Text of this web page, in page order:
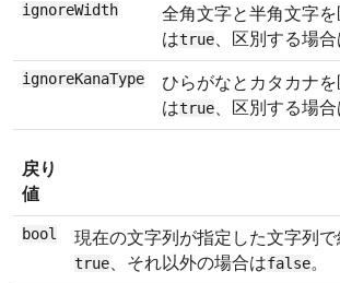
ignoreWidth
全角文字と半角文字
はtrue、区別する場
ignoreKanaType
ひらがなとカタカナ
はtrue、区別する場
戻り
値
bool 現在の文字列が指定した文字列
true、それ以外の場合はfalse。